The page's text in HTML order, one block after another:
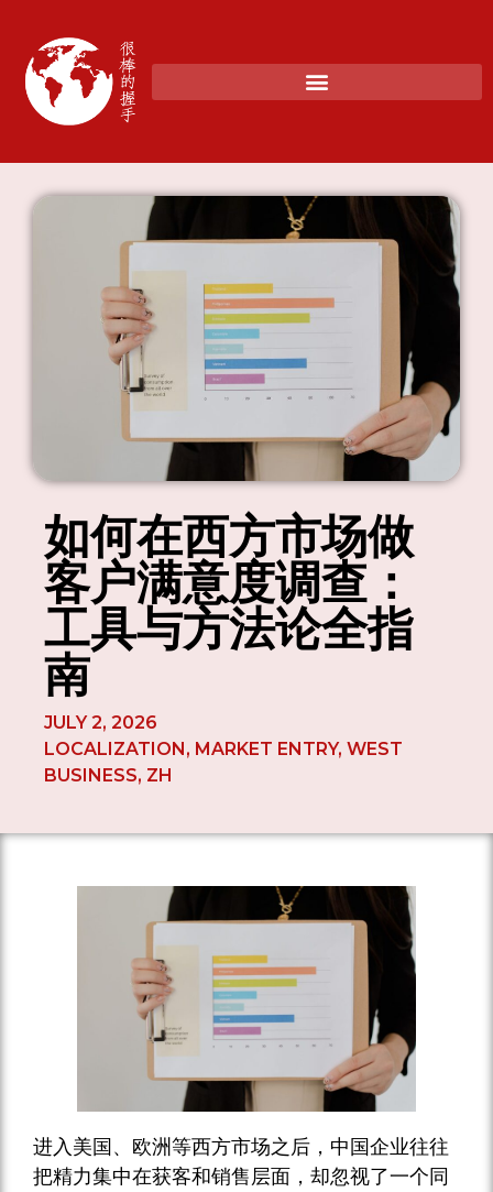
如何在西方市场做
客户满意度调查：
工具与方法论全指
南
JULY 2, 2026
LOCALIZATION, MARKET ENTRY, WEST
BUSINESS, ZH
进入美国、欧洲等西方市场之后，中国企业往往
把精力集中在获客和销售层面，却忽视了一个同